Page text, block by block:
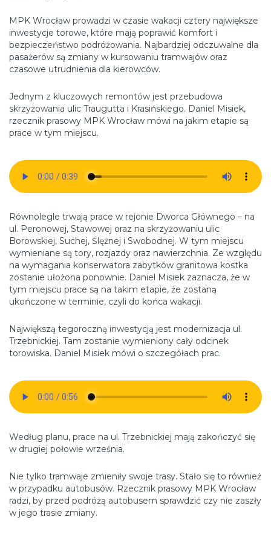
MPK Wrocław prowadzi w czasie wakacji cztery największe
inwestycje torowe, które mają poprawić komfort i
bezpieczeństwo podróżowania. Najbardziej odczuwalne dla
pasażerów są zmiany w kursowaniu tramwajów oraz
czasowe utrudnienia dla kierowców.
Jednym z kluczowych remontów jest przebudowa
skrzyżowania ulic Traugutta i Krasińskiego. Daniel Misiek,
rzecznik prasowy MPK Wrocław mówi na jakim etapie są
prace w tym miejscu.
Równolegle trwają prace w rejonie Dworca Głównego – na
ul. Peronowej, Stawowej oraz na skrzyżowaniu ulic
Borowskiej, Suchej, Ślężnej i Swobodnej. W tym miejscu
wymieniane są tory, rozjazdy oraz nawierzchnia. Ze względu
na wymagania konserwatora zabytków granitowa kostka
zostanie ułożona ponownie. Daniel Misiek zaznacza, że w
tym miejscu prace są na takim etapie, że zostaną
ukończone w terminie, czyli do końca wakacji.
Największą tegoroczną inwestycją jest modernizacja ul.
Trzebnickiej. Tam zostanie wymieniony cały odcinek
torowiska. Daniel Misiek mówi o szczegółach prac.
Według planu, prace na ul. Trzebnickiej mają zakończyć się
w drugiej połowie września.
Nie tylko tramwaje zmieniły swoje trasy. Stało się to również
w przypadku autobusów. Rzecznik prasowy MPK Wrocław
radzi, by przed podróżą autobusem sprawdzić czy nie zaszły
w jego trasie zmiany.